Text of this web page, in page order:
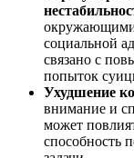
социальной
связано с
попыток
Ухудшение
внимание и
может
способность